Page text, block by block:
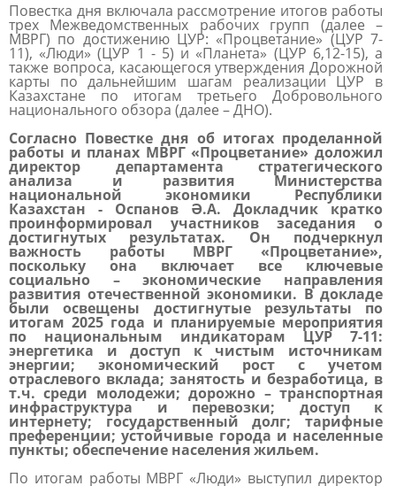
Повестка дня включала рассмотрение итогов работы
трех Межведомственных рабочих групп (далее –
МВРГ) по достижению ЦУР: «Процветание» (ЦУР7-
11), «Люди» (ЦУР 1 - 5) и «Планета» (ЦУР 6,12-15), а
также вопроса, касающегося утверждения Дорожной
карты по дальнейшим шагам реализации ЦУР в
Казахстане по итогам третьего Добровольного
национального обзора (далее – ДНО).
Согласно Повестке дня об итогах проделанной
работы и планах МВРГ «Процветание» доложил
директор департамента стратегического
анализа и развития Министерства
национальной экономики Республики
Казахстан - Оспанов Ә.А. Докладчик кратко
проинформировал участников заседания о
достигнутых результатах. Он подчеркнул
важность работы МВРГ «Процветание»,
поскольку она включает все ключевые
социально – экономические направления
развития отечественной экономики. В докладе
были освещены достигнутые результаты по
итогам 2025 года и планируемые мероприятия
по национальным индикаторам ЦУР 7-11:
энергетика и доступ к чистым источникам
энергии; экономический рост с учетом
отраслевого вклада; занятость и безработица, в
т.ч. среди молодежи; дорожно – транспортная
инфраструктура и перевозки; доступ к
интернету; государственный долг; тарифные
преференции; устойчивые города и населенные
пункты; обеспечение населения жильем.
По итогам работы МВРГ «Люди» выступил директор